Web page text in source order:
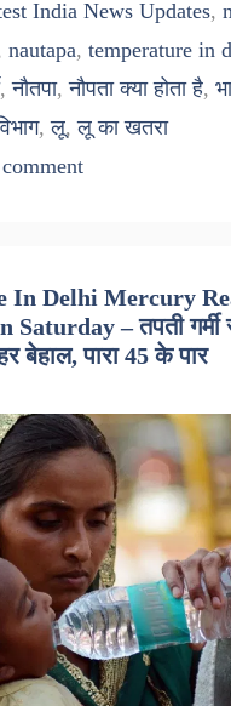
India News Updates,
nautapa, temperature in
,नौतपा,नौपता क्या होता है,
,लू,लू का खतरा
In Delhi Mercury
Saturday – तपती गर्मी
बेहाल, पारा 45 के पार